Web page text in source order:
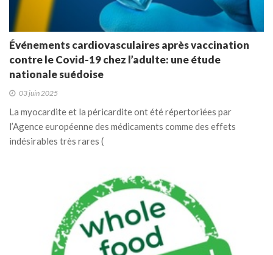
Événements cardiovasculaires après vaccination
contre le Covid-19 chez l’adulte: une étude
nationale suédoise
03 juin 2025
La myocardite et la péricardite ont été répertoriées par
l’Agence européenne des médicaments comme des effets
indésirables très rares (